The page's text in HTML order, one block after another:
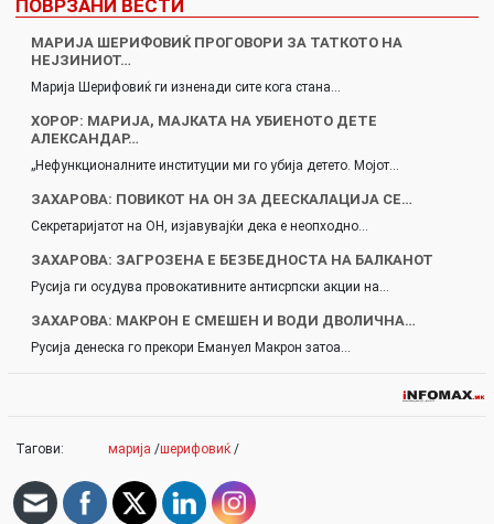
ПОВРЗАНИ ВЕСТИ
МАРИЈА ШЕРИФОВИЌ ПРОГОВОРИ ЗА ТАТКОТО НА
НЕЈЗИНИОТ…
Марија Шерифовиќ ги изненади сите кога стана…
ХОРОР: МАРИЈА, МАЈКАТА НА УБИЕНОТО ДЕТЕ
АЛЕКСАНДАР…
„Нефункционалните институции ми го убија детето. Мојот…
ЗАХАРОВА: ПОВИКОТ НА ОН ЗА ДЕЕСКАЛАЦИЈА СЕ…
Секретаријатот на ОН, изјавувајќи дека е неопходно…
ЗАХАРОВА: ЗАГРОЗЕНА Е БЕЗБЕДНОСТА НА БАЛКАНОТ
Русија ги осудува провокативните антисрпски акции на…
ЗАХАРОВА: МАКРОН Е СМЕШЕН И ВОДИ ДВОЛИЧНА…
Русија денеска го прекори Емануел Макрон затоа…
Тагови: марија /шерифовиќ /